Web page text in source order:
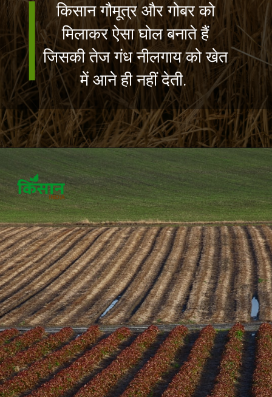
किसान गौमूत्र और गोबर को
मिलाकर ऐसा घोल बनाते हैं
जिसकी तेज गंध नीलगाय को खेत
में आने ही नहीं देती.